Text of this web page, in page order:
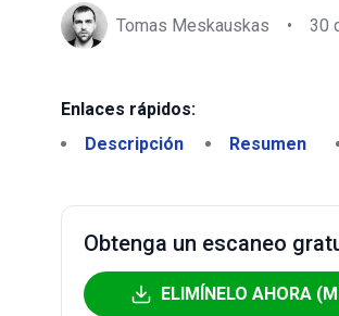
Tomas Meskauskas • 30
Enlaces rápidos:
Descripción
Resumen
Obtenga un escaneo
ELIMÍNELO AHORA